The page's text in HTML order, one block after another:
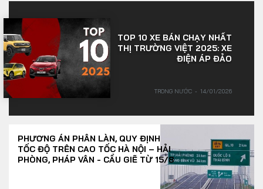
TOP 10 XE BÁN CHẠY NHẤT
THỊ TRƯỜNG VIỆT 2025: XE
ĐIỆN ÁP ĐẢO
TRONG NƯỚC 14/01/2026
PHƯƠNG ÁN PHÂN LÀN, QUY ĐỊNH
TỐC ĐỘ TRÊN CAO TỐC HÀ NỘI – HẢI
PHÒNG, PHÁP VÂN - CẦU GIẼ TỪ 15/8